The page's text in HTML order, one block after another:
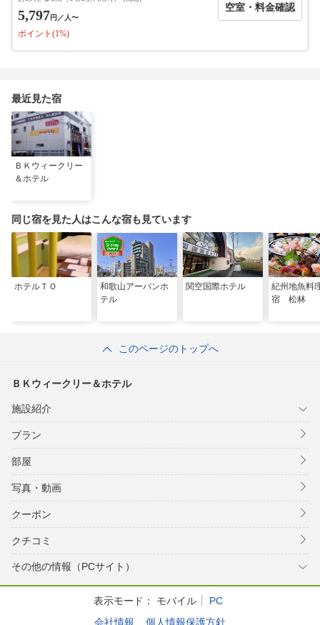
5,797円 ／人〜
ポイント(1%)
空室・料金確認
最近見た宿
ＢＫウィークリー
＆ホテル
同じ宿を見た人はこんな宿も見ています
ホテルＴＯ
和歌山アーバンホ
テル
関空国際ホテル
紀州地魚
宿 松林
このページのトップへ
ＢＫウィークリー＆ホテル
施設紹介
プラン
部屋
写真・動画
クーポン
クチコミ
その他の情報（PCサイト）
表示モード： モバイル
PC
会社情報
個人情報保護方針